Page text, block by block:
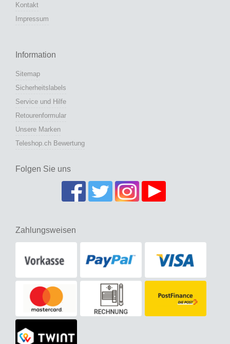
Kontakt
Impressum
Information
Sitemap
Sicherheitslabels
Service und Hilfe
Retourenformular
Unsere Marken
Teleshop.ch Bewertung
Folgen Sie uns
Zahlungsweisen